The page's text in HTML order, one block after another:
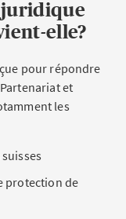
juridique
elle?
pour répondre
et
les
protection de